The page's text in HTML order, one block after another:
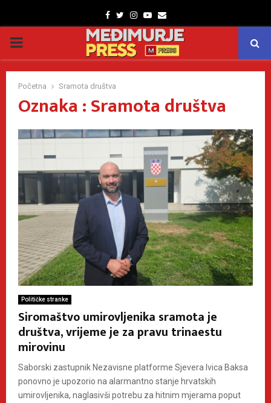
Facebook
TwitterInstagram
Youtube
Email
PRIMARY
MENU
Početna Sramota društva
Oznaka : Sramota društva
Političke stranke
Siromaštvo umirovljenika sramota je
društva, vrijeme je za pravu trinaestu
mirovinu
Saborski zastupnik Nezavisne platforme Sjevera Ivica Baksa
ponovno je upozorio na alarmantno stanje hrvatskih
umirovljenika, naglasivši potrebu za hitnim mjerama poput